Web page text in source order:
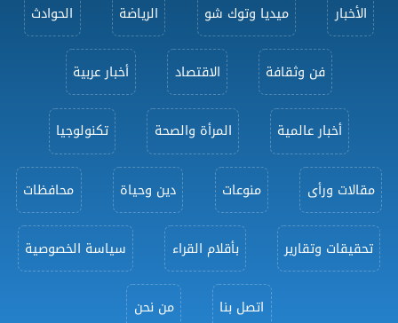
الأخبار ميديا وتوك شو الرياضة الحوادث
فن وثقافة الاقتصاد أخبار عربية
أخبار عالمية المرأة والصحة تكنولوجيا
مقالات ورأى منوعات دين وحياة محافظات
تحقيقات وتقارير بأقلام القراء سياسة الخصوصية
اتصل بنا من نحن